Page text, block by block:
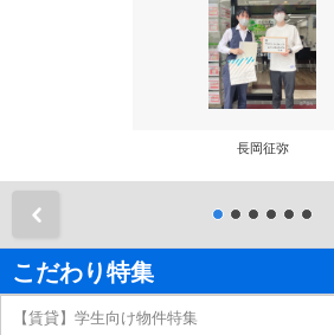
長岡征弥
こだわり特集
【賃貸】学生向け物件特集